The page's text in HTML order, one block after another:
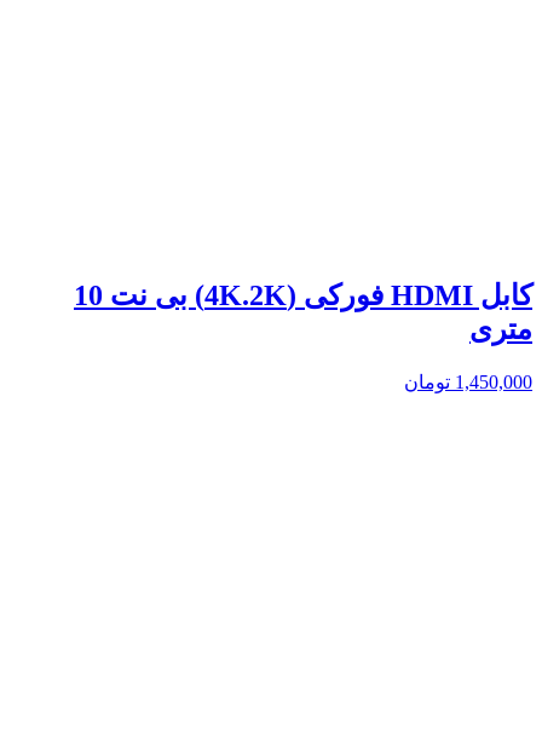
کابل HDMI فورکی (4K.2K) بی نت 10
متری
1,450,000 تومان